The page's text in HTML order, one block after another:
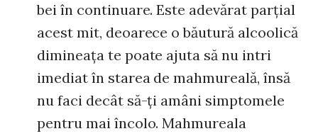
bei în continuare. Este adevărat parţial
acest mit, deoarece o băutură alcoolică
dimineaţa te poate ajuta să nu intri
imediat în starea de mahmureală, însă
nu faci decât să-ţi amâni simptomele
pentru mai încolo. Mahmureala